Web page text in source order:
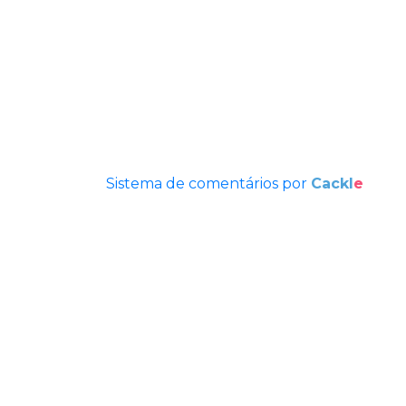
Sistema de comentários por Cackl e